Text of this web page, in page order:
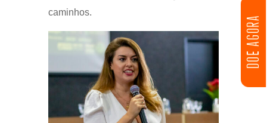
DOE AGORA
caminhos.